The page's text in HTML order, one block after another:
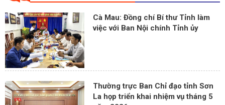
Cà Mau: Đồng chí Bí thư Tỉnh làm
việc với Ban Nội chính Tỉnh ủy
Thường trực Ban Chỉ đạo tỉnh Sơn
La họp triển khai nhiệm vụ tháng 5